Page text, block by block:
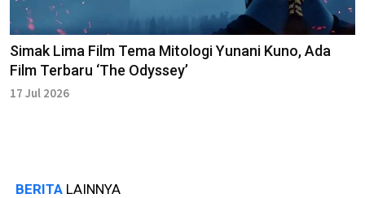
Simak Lima Film Tema Mitologi Yunani Kuno, Ada
Film Terbaru ‘The Odyssey’
17 Jul 2026
BERITA LAINNYA